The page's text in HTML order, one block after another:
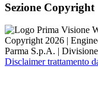
Sezione Copyright
Copyright 2026 |
Parma S.p.A. |
Disclaimer trattamento